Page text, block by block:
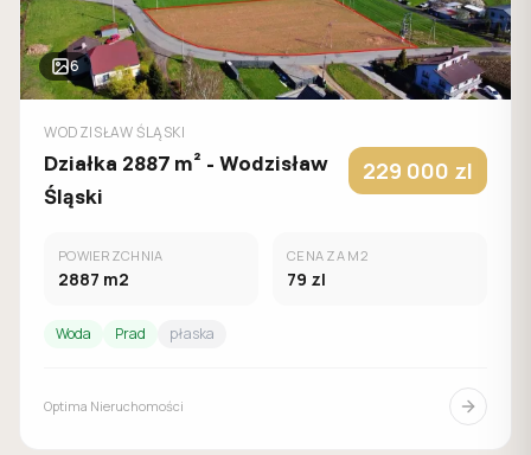
6
WODZISŁAW ŚLĄSKI
Działka 2887 m² - Wodzisław
Śląski
229 000 zl
POWIERZCHNIA
2887 m2
CENA ZA M2
79 zl
Woda Prad płaska
Optima Nieruchomości